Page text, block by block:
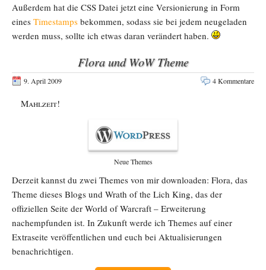
Außerdem hat die CSS Datei jetzt eine Versionierung in Form
eines Timestamps bekommen, sodass sie bei jedem neugeladen
werden muss, sollte ich etwas daran verändert haben.
Flora und WoW Theme
9. April 2009 4 Kommentare
Mahlzeit!
Neue Themes
Derzeit kannst du zwei Themes von mir downloaden: Flora, das
Theme dieses Blogs und Wrath of the Lich King, das der
offiziellen Seite der World of Warcraft – Erweiterung
nachempfunden ist. In Zukunft werde ich Themes auf einer
Extraseite veröffentlichen und euch bei Aktualisierungen
benachrichtigen.